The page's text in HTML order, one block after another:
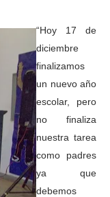
“Hoy 17 de
diciembre
finalizamos
un nuevo año
escolar, pero
no finaliza
nuestra tarea
como padres
ya que
debemos